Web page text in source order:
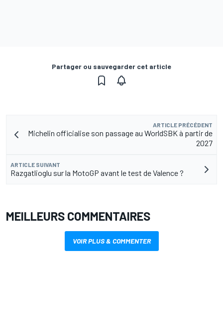
Partager ou sauvegarder cet article
ARTICLE PRÉCÉDENT
Michelin officialise son passage au WorldSBK à partir de
2027
ARTICLE SUIVANT
Razgatlioglu sur la MotoGP avant le test de Valence ?
MEILLEURS COMMENTAIRES
VOIR PLUS & COMMENTER